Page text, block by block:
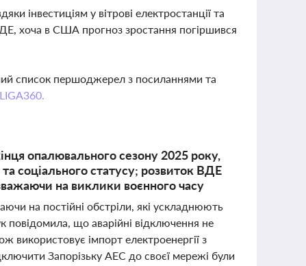
інвестиціям у вітрові електростанції та
хоча в США прогноз зростання погіршився
список першоджерел з посиланнями та
опалювального сезону 2025 року,
соціального статусу; розвиток ВДЕ
на виклики воєнного часу
на постійні обстріли, які ускладнюють
повідомила, що аварійні відключення не
використовує імпорт електроенергії з
Запорізьку АЕС до своєї мережі були